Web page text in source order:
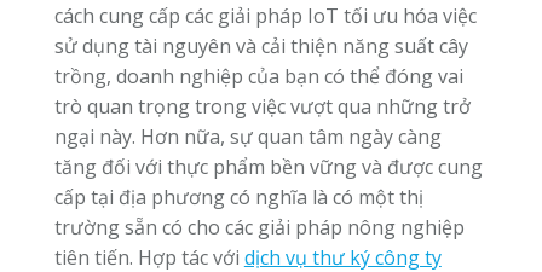
cách cung cấp các giải pháp IoT tối ưu hóa việc
sử dụng tài nguyên và cải thiện năng suất cây
trồng, doanh nghiệp của bạn có thể đóng vai
trò quan trọng trong việc vượt qua những trở
ngại này. Hơn nữa, sự quan tâm ngày càng
tăng đối với thực phẩm bền vững và được cung
cấp tại địa phương có nghĩa là có một thị
trường sẵn có cho các giải pháp nông nghiệp
tiên tiến. Hợp tác với dịch vụ thư ký công ty